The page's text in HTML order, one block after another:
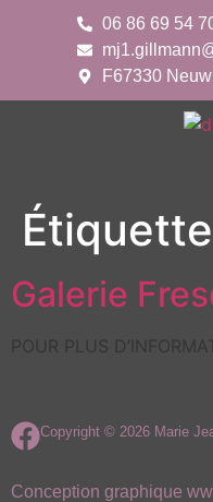
06 86 69 54
F67330
Galerie
POUR PLUS
Copyright © 2026 Marie
Conception graphique